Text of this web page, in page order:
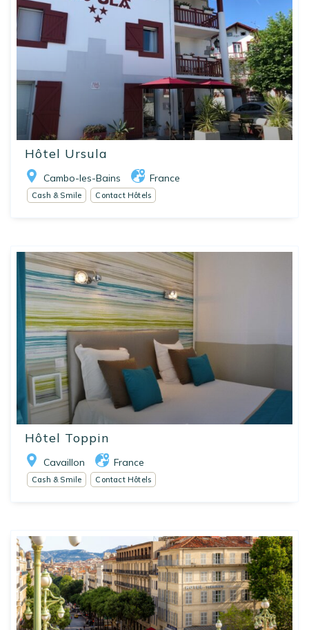
Hôtel Ursula
Cambo-les-Bains France
Cash & Smile Contact Hôtels
Hôtel Toppin
Cavaillon France
Cash & Smile Contact Hôtels